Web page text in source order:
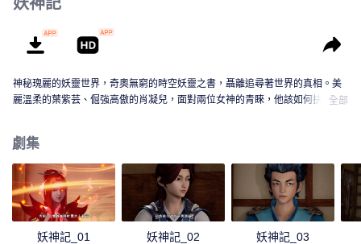
神秘瑰麗的妖靈世界，奇奧無窮的時空妖靈之書，聶離追尋著世界的真相。美
麗溫柔的葉紫芸、倔強高傲的肖凝兒，面對兩位女神的青睞，他該如何抉擇？
全部
劇集
妖神記_01 妖神記_02 妖神記_03